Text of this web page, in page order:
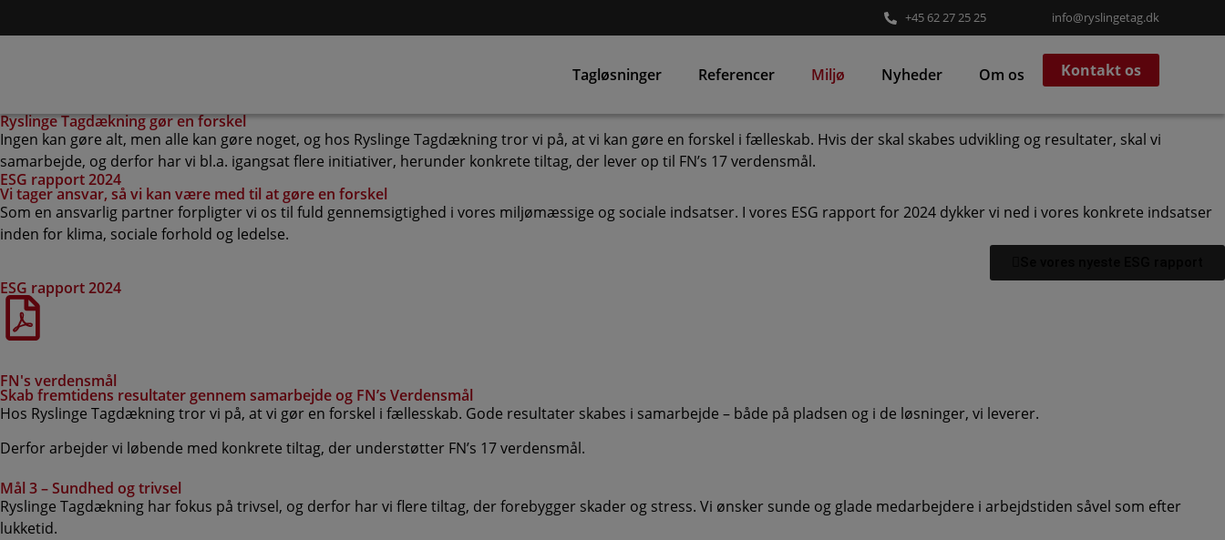
+45 62 27 25 25 info@ryslingetag.dk
Tagløsninger Referencer Miljø Nyheder Om os Kontakt os
Ryslinge Tagdækning gør en forskel
Ingen kan gøre alt, men alle kan gøre noget, og hos Ryslinge Tagdækning tror vi på, at vi kan gøre en forskel i fælleskab. Hvis der skal skabes udvikling og resultater, skal vi
samarbejde, og derfor har vi bl.a. igangsat flere initiativer, herunder konkrete tiltag, der lever op til FN’s 17 verdensmål.
ESG rapport 2024
Vi tager ansvar, så vi kan være med til at gøre en forskel
Som en ansvarlig partner forpligter vi os til fuld gennemsigtighed i vores miljømæssige og sociale indsatser. I vores ESG rapport for 2024 dykker vi ned i vores konkrete indsatser
inden for klima, sociale forhold og ledelse.
ESG rapport 2024
FN's verdensmål
Skab fremtidens resultater gennem samarbejde og FN’s Verdensmål
Hos Ryslinge Tagdækning tror vi på, at vi gør en forskel i fællesskab. Gode resultater skabes i samarbejde – både på pladsen og i de løsninger, vi leverer.
Derfor arbejder vi løbende med konkrete tiltag, der understøtter FN’s 17 verdensmål.
Mål 3 – Sundhed og trivsel
Ryslinge Tagdækning har fokus på trivsel, og derfor har vi flere tiltag, der forebygger skader og stress. Vi ønsker sunde og glade medarbejdere i arbejdstiden såvel som efter
lukketid.